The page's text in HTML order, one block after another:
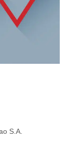
S.A.